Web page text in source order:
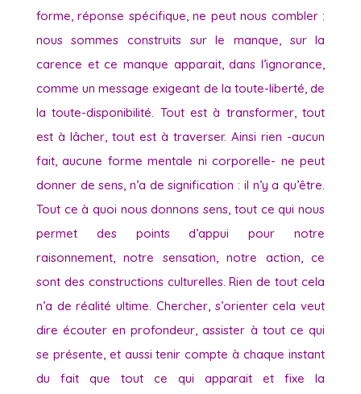
forme, réponse spécifique, ne peut nous combler :
nous sommes construits sur le manque, sur la
carence et ce manque apparait, dans l’ignorance,
comme un message exigeant de la toute-liberté, de
la toute-disponibilité. Tout est à transformer, tout
est à lâcher, tout est à traverser. Ainsi rien -aucun
fait, aucune forme mentale ni corporelle- ne peut
donner de sens, n’a de signification : il n’y a qu’être.
Tout ce à quoi nous donnons sens, tout ce qui nous
permet des points d’appui pour notre
raisonnement, notre sensation, notre action, ce
sont des constructions culturelles. Rien de tout cela
n’a de réalité ultime. Chercher, s’orienter cela veut
dire écouter en profondeur, assister à tout ce qui
se présente, et aussi tenir compte à chaque instant
du fait que tout ce qui apparait et fixe la